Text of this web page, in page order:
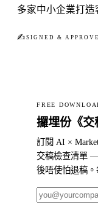
多家中小企業打造
✍︎ SIGNED &
FREE
攞埋份《交
訂閱 AI ×
交稿檢查清單
後唔使怕退稿